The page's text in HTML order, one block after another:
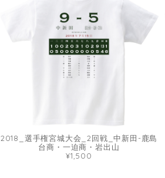
2018_選手権宮城大会_2回戦_中新田-鹿島
台商・一迫商・岩出山
¥1,500